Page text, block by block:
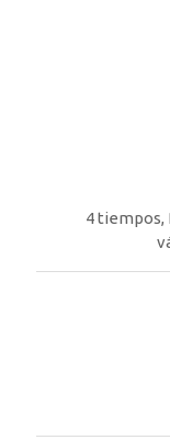
4 tiempos,